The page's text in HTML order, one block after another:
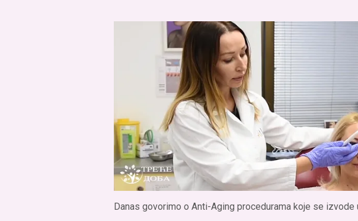
Danas govorimo o Anti-Aging procedurama koje se izvode